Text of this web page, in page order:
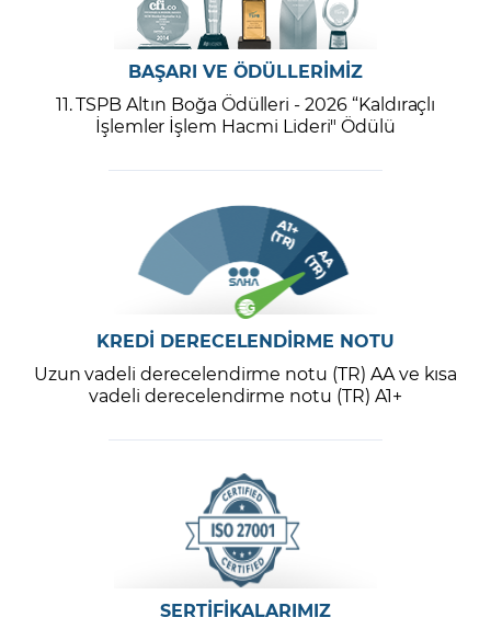
BAŞARI VE ÖDÜLLERİMİZ
11. TSPB Altın Boğa Ödülleri - 2026 “Kaldıraçlı
İşlemler İşlem Hacmi Lideri" Ödülü
KREDİ DERECELENDİRME NOTU
Uzun vadeli derecelendirme notu (TR) AA ve kısa
vadeli derecelendirme notu (TR) A1+
SERTİFİKALARIMIZ